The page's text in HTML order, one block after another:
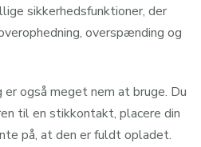
sikkerhedsfunktioner, der
overspænding og
også meget nem at bruge. Du
til en stikkontakt, placere din
på, at den er fuldt opladet.